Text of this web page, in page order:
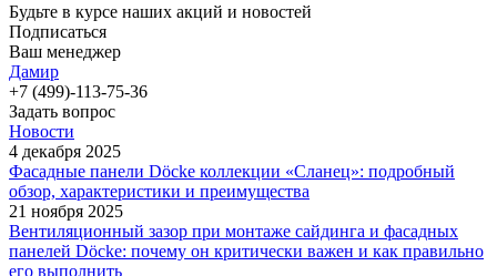
Будьте в курсе наших акций и новостей
Подписаться
Ваш менеджер
Дамир
+7 (499)-113-75-36
Задать вопрос
Новости
4 декабря 2025
Фасадные панели Döcke коллекции «Сланец»: подробный
обзор, характеристики и преимущества
21 ноября 2025
Вентиляционный зазор при монтаже сайдинга и фасадных
панелей Döcke: почему он критически важен и как правильно
его выполнить